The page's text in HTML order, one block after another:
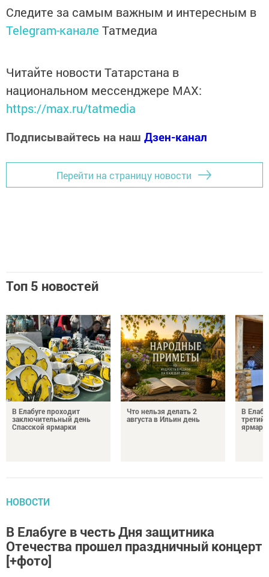
Следите за самым важным и интересным в
Telegram-канале Татмедиа
Читайте новости Татарстана в
национальном мессенджере MАХ:
https://max.ru/tatmedia
Подписывайтесь на наш Дзен-канал
Перейти на страницу новости
Топ 5 новостей
В Елабуге проходит
заключительный день
Спасской ярмарки
Что нельзя делать 2
августа в Ильин день
В
третий
НОВОСТИ
В Елабуге в честь Дня защитника
Отечества прошел праздничный концерт
[+фото]